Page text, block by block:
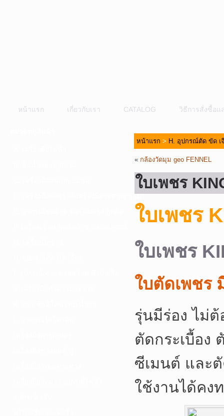
หน้าแรก เกี่ยวกับเรา CATALOG วิธีการสั่งซื้อแ
D. เครื่องมือก่อสร้าง-เครื่องมืออุตสาหกรรม
หน้าแรก > H. อุปกรณ์ตัด ขัด เ
« กล้องวัดมุม geo FENNEL
ใบเพชร
ใบเพชร
ใบเพชร
ใบตัดเพชร
รุ่นมีร่อง ไม่
ตัดกระเบื้อง
ซีเมนต์ และ
ใช้งานได้คง